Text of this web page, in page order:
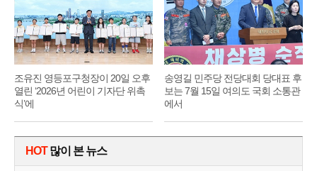
조유진 영등포구청장이 20일 오후
열린 ‘2026년 어린이 기자단 위촉
식’에
송영길 민주당 전당대회 당대표 후
보는 7월 15일 여의도 국회 소통관
에서
HOT많이 본 뉴스